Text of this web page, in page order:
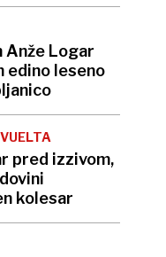
Anže Logar
edino leseno
pred izzivom,
kolesar